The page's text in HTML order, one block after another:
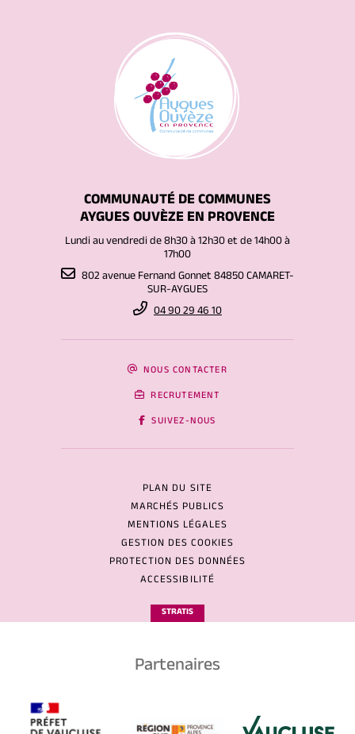
COMMUNAUTÉ DE COMMUNES
AYGUES OUVÈZE EN PROVENCE
Lundi au vendredi de 8h30 à 12h30 et de 14h00 à
17h00
802 avenue Fernand Gonnet 84850 CAMARET-
SUR-AYGUES
04 90 29 46 10
NOUS CONTACTER
RECRUTEMENT
SUIVEZ-NOUS
PLAN DU SITE
MARCHÉS PUBLICS
MENTIONS LÉGALES
GESTION DES COOKIES
PROTECTION DES DONNÉES
ACCESSIBILITÉ
STRATIS
Partenaires